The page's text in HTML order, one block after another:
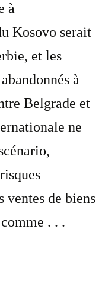
à
Kosovo serait
et les
à
Belgrade et
ne
ventes de biens
. . .